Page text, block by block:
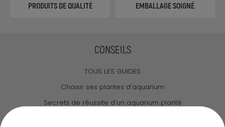
PRODUITS DE QUALITÉ EMBALLAGE SOIGNÉ
CONSEILS
TOUS LES GUIDES
Choisir ses plantes d'aquarium
Secrets de réussite d'un aquarium planté